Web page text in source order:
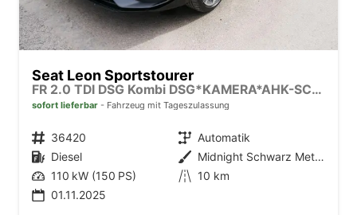
Seat Leon Sportstourer
FR 2.0 TDI DSG Kombi DSG*KAMERA*AHK-SCHWENKBAR*NAVI*TEMPOMAT*WINTERPAKET*
sofort lieferbar Fahrzeug mit Tageszulassung
Fahrzeugnr. 36420 Getriebe Automatik
Kraftstoff Diesel Außenfarbe
Midnight Schwarz Metallic
Leistung 110 kW (150 PS) Kilometerstand 10 km
01.11.2025